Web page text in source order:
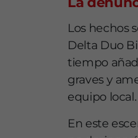
Los hechos
Delta Duo
tiempo
graves y
equipo local.
En este